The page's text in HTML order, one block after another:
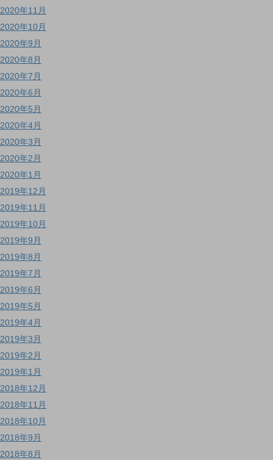
2020年11月
2020年10月
2020年9月
2020年8月
2020年7月
2020年6月
2020年5月
2020年4月
2020年3月
2020年2月
2020年1月
2019年12月
2019年11月
2019年10月
2019年9月
2019年8月
2019年7月
2019年6月
2019年5月
2019年4月
2019年3月
2019年2月
2019年1月
2018年12月
2018年11月
2018年10月
2018年9月
2018年8月